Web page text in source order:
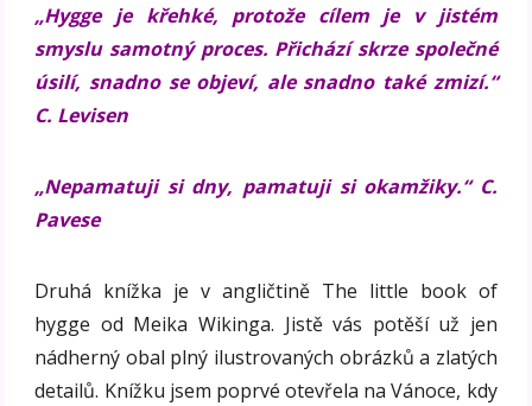
„Hygge je křehké, protože cílem je v jistém
smyslu samotný proces. Přichází skrze společné
úsilí, snadno se objeví, ale snadno také zmizí.“
C. Levisen
„Nepamatuji si dny, pamatuji si okamžiky.“ C.
Pavese
Druhá knížka je v angličtině The little book of
hygge od Meika Wikinga. Jistě vás potěší už jen
nádherný obal plný ilustrovaných obrázků a zlatých
detailů. Knížku jsem poprvé otevřela na Vánoce, kdy